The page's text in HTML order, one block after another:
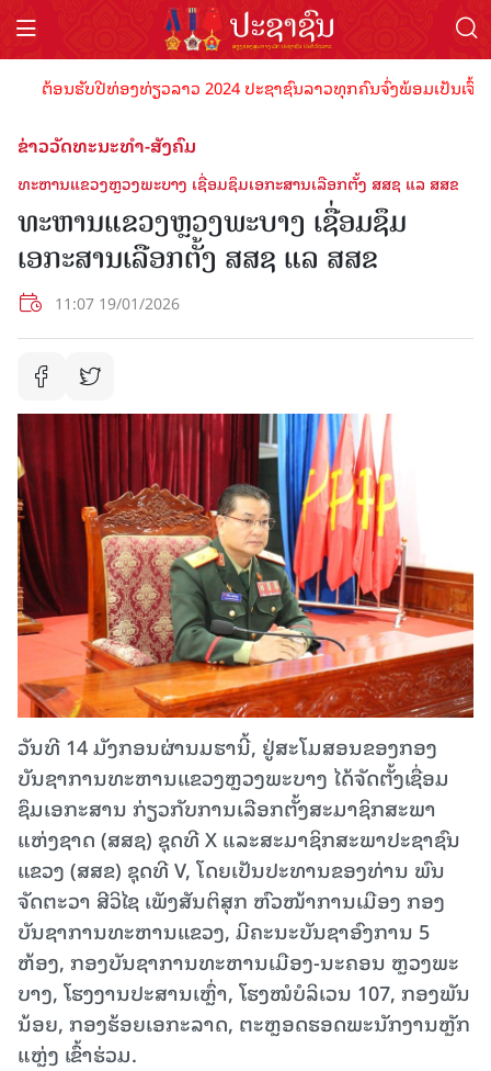
ຕ້ອນຮັບປີທ່ອງທ່ຽວລາວ 2024 ປະຊາຊົນລາວທຸກຄົນຈົ່ງພ້ອມເປັນເຈົ້າ
ຂ່າວວັດທະນະທຳ-ສັງຄົມ
ທະຫານແຂວງຫຼວງພະບາງ ເຊື່ອມຊຶມເອກະສານເລືອກຕັ້ງ ສສຊ ແລ ສສຂ
ທະຫານແຂວງຫຼວງພະບາງ ເຊື່ອມຊຶມ
ເອກະສານເລືອກຕັ້ງ ສສຊ ແລ ສສຂ
11:07 19/01/2026
ວັນທີ 14 ມັງກອນຜ່ານມຮານີ້, ຢູ່ສະໂມສອນຂອງກອງ
ບັນຊາການທະຫານແຂວງຫຼວງພະບາງ ໄດ້ຈັດຕັ້ງເຊື່ອມ
ຊຶມເອກະສານ ກ່ຽວກັບການເລືອກຕັ້ງສະມາຊິກສະພາ
ແຫ່ງຊາດ (ສສຊ) ຊຸດທີ X ແລະສະມາຊິກສະພາປະຊາຊົນ
ແຂວງ (ສສຂ) ຊຸດທີ V, ໂດຍເປັນປະທານຂອງທ່ານ ພົນ
ຈັດຕະວາ ສີວິໄຊ ເພັງສັນຕິສຸກ ຫົວໜ້າການເມືອງ ກອງ
ບັນຊາການທະຫານແຂວງ, ມີຄະນະບັນຊາອົງການ 5
ຫ້ອງ, ກອງບັນຊາການທະຫານເມືອງ-ນະຄອນ ຫຼວງພະ
ບາງ, ໂຮງງານປະສານເຫຼົ່າ, ໂຮງໝໍບໍລິເວນ 107, ກອງພັນ
ນ້ອຍ, ກອງຮ້ອຍເອກະລາດ, ຕະຫຼອດຮອດພະນັກງານຫຼັກ
ແຫຼ່ງ ເຂົ້າຮ່ວມ.